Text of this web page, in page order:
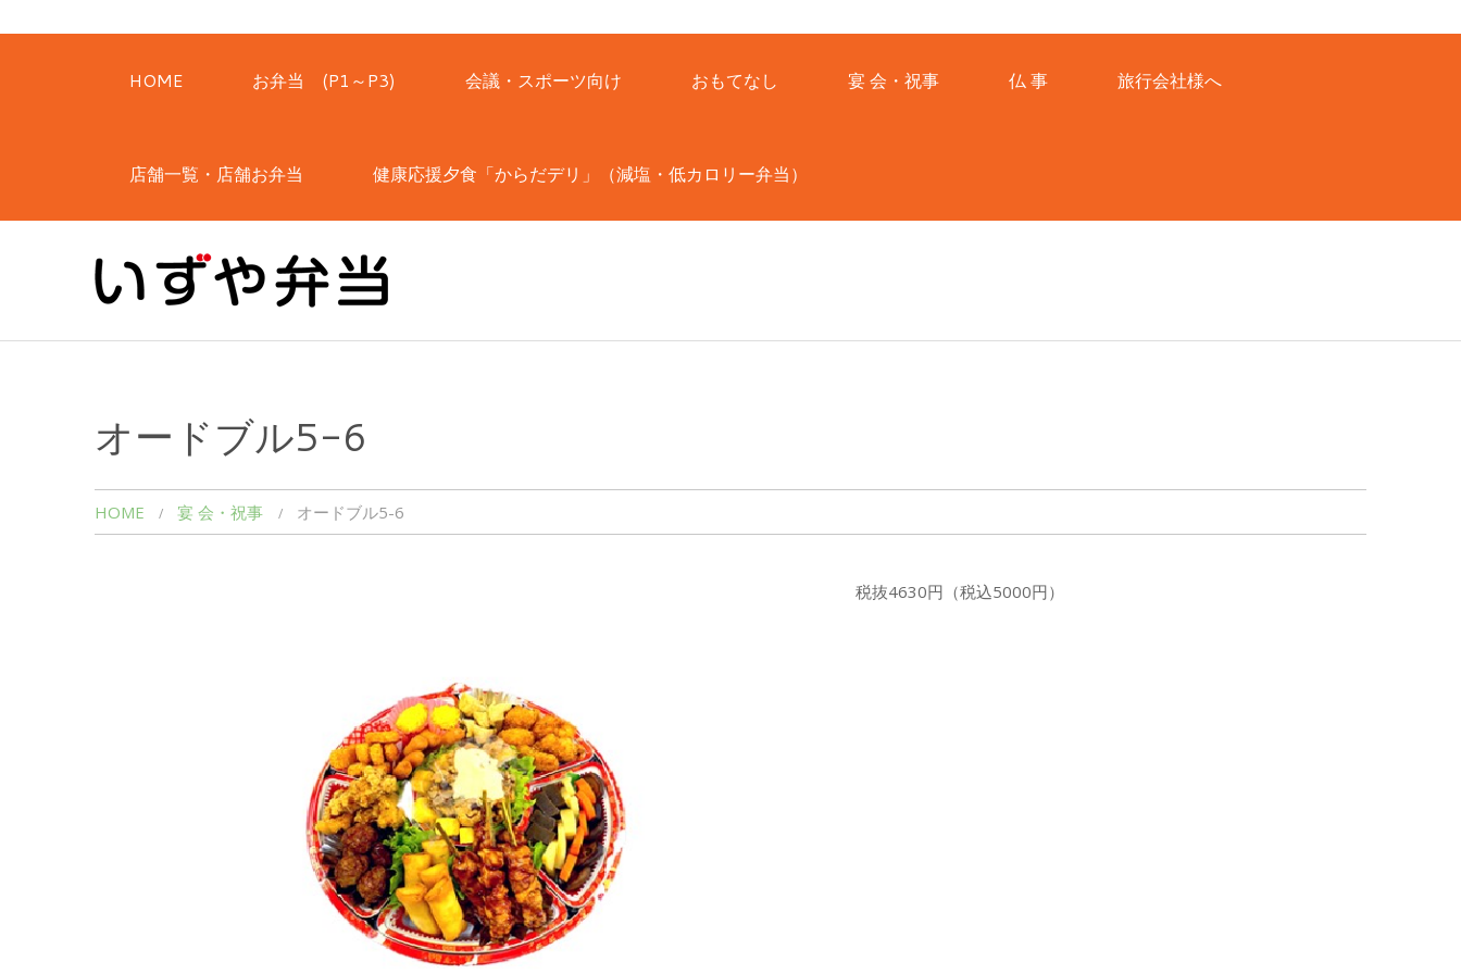
HOME お弁当 (P1～P3) 会議・スポーツ向け おもてなし 宴 会・祝事 仏 事 旅行会社様へ
店舗一覧・店舗お弁当 健康応援夕食「からだデリ」（減塩・低カロリー弁当）
オードブル5-6
HOME 宴 会・祝事 オードブル5-6
税抜4630円（税込5000円）